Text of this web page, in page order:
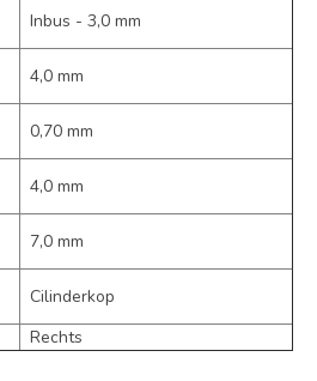
Inbus - 3,0 mm
4,0 mm
0,70 mm
4,0 mm
7,0 mm
Cilinderkop
Rechts